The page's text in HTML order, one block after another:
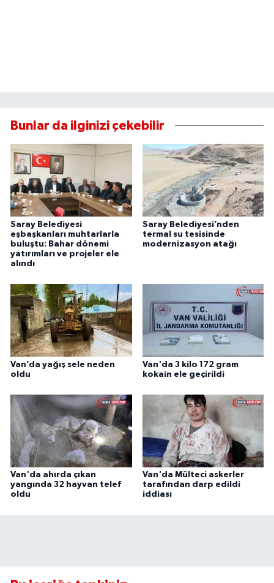
Bunlar da ilginizi çekebilir
Saray Belediyesi
eşbaşkanları muhtarlarla
buluştu: Bahar dönemi
yatırımları ve projeler ele
alındı
Saray Belediyesi’nden
termal su tesisinde
modernizasyon atağı
Van’da yağış sele neden
oldu
Van'da 3 kilo 172 gram
kokain ele geçirildi
Van'da ahırda çıkan
yangında 32 hayvan telef
oldu
Van'da Mülteci askerler
tarafından darp edildi
iddiası